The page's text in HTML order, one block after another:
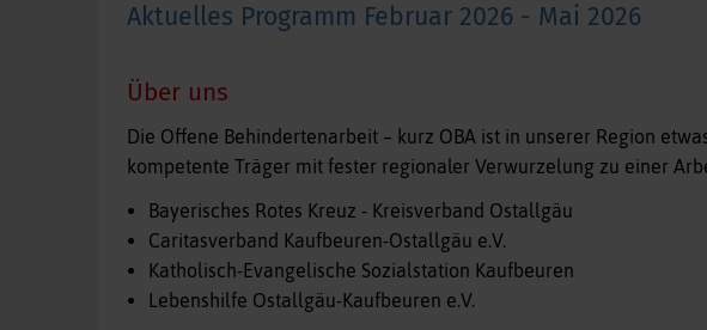
Aktuelles Programm Februar 2026 - Mai 2026
Über uns
Die Offene Behindertenarbeit – kurz OBA ist in unserer Region
kompetente Träger mit fester regionaler Verwurzelung zu einer
Bayerisches Rotes Kreuz - Kreisverband Ostallgäu
Caritasverband Kaufbeuren-Ostallgäu e.V.
Katholisch-Evangelische Sozialstation Kaufbeuren
Lebenshilfe Ostallgäu-Kaufbeuren e.V.